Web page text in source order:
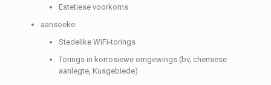
Estetiese voorkoms
aansoeke:
Stedelike WiFi-torings
Torings in korrosiewe omgewings (bv, chemiese
aanlegte, Kusgebiede)